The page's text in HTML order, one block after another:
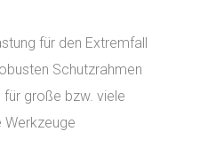
für den Extremfall
Schutzrahmen
große bzw. viele
Werkzeuge